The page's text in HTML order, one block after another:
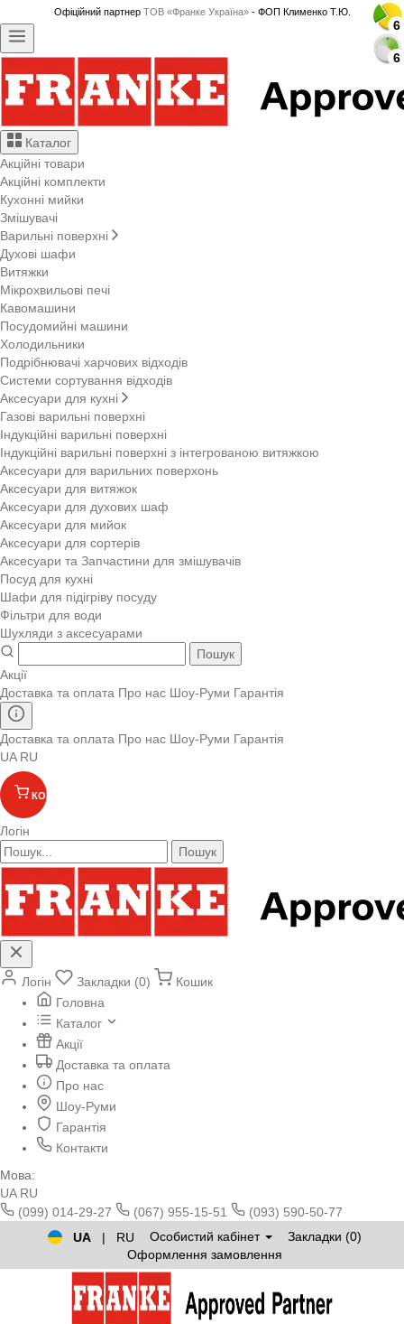
Офіційний партнер ТОВ «Франке Україна»- ФОП Клименко Т.Ю.
Каталог
Акційні товари
Акційні комплекти
Кухонні мийки
Змішувачі
Варильні поверхні
Духові шафи
Витяжки
Мікрохвильові печі
Кавомашини
Посудомийні машини
Холодильники
Подрібнювачі харчових відходів
Системи сортування відходів
Аксесуари для кухні
Газові варильні поверхні
Індукційні варильні поверхні
Індукційні варильні поверхні з інтегрованою витяжкою
Аксесуари для варильних поверхонь
Аксесуари для витяжок
Аксесуари для духових шаф
Аксесуари для мийок
Аксесуари для сортерів
Аксесуари та Запчастини для змішувачів
Посуд для кухні
Шафи для підігріву посуду
Фільтри для води
Шухляди з аксесуарами
Пошук
Акції
Доставка та оплата Про нас Шоу-Руми Гарантія
Доставка та оплата Про нас Шоу-Руми Гарантія
UA RU
КОШИК
Логін
Пошук
Логін Закладки (0)
Кошик
Головна
Каталог
Акції
Доставка та оплата
Про нас
Шоу-Руми
Гарантія
Контакти
Мова:
UA RU
(099) 014-29-27
(067) 955-15-51
(093) 590-50-77
UA
| RU Особистий кабінет
Закладки (0)
Оформлення замовлення
6
6
6
6
6
6
6
6
6
6
6
6
6
6
6
6
6
6
6
6
6
6
6
6
6
6